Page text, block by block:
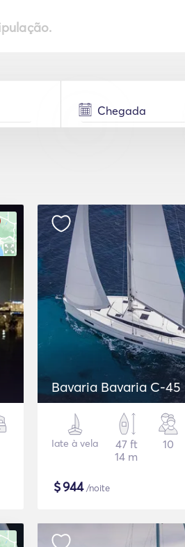
Bavaria Bavaria C-45
Iate à vela
47 ft
14 m
10
$944/noite